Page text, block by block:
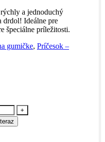
a jednoduchý
drdol! Ideálne pre
špeciálne príležitosti.
gumičke, Príčesok –